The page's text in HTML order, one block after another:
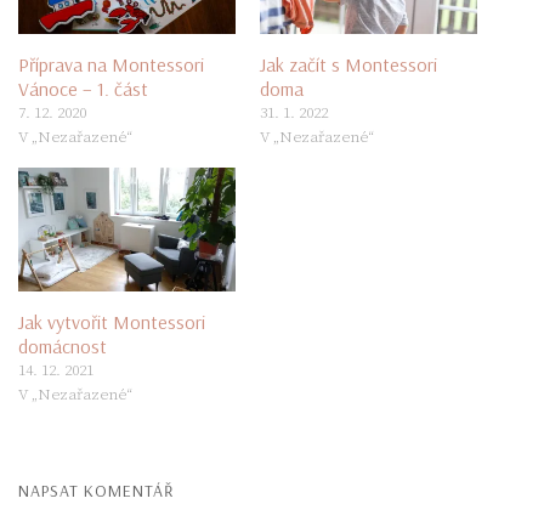
Příprava na Montessori
Vánoce – 1. část
7. 12. 2020
V „Nezařazené“
Jak začít s Montessori
doma
31. 1. 2022
V „Nezařazené“
Jak vytvořit Montessori
domácnost
14. 12. 2021
V „Nezařazené“
NAPSAT KOMENTÁŘ